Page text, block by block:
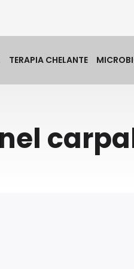
TERAPIA CHELANTE